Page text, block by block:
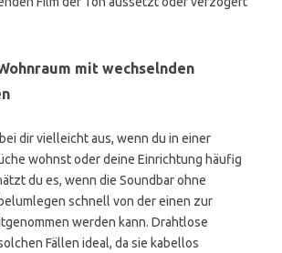
mit wechselnden
dir vielleicht aus, wenn du in einer
wohnst oder deine Einrichtung häufig
du es, wenn die Soundbar ohne
schnell von der einen zur
werden kann. Drahtlose
Fällen ideal, da sie kabellos